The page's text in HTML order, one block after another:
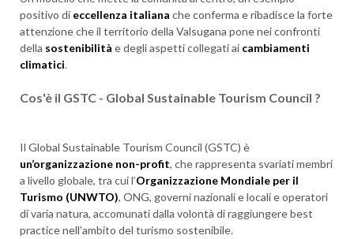
positivo di eccellenza italiana che conferma e ribadisce la forte
attenzione che il territorio della Valsugana pone nei confronti
della sostenibilità e degli aspetti collegati ai cambiamenti
climatici.
Cos'è il GSTC - Global Sustainable Tourism Council ?
Il Global Sustainable Tourism Council (GSTC) è
un’organizzazione non-profit, che rappresenta svariati membri
a livello globale, tra cui l’Organizzazione Mondiale per il
Turismo (UNWTO), ONG, governi nazionali e locali e operatori
di varia natura, accomunati dalla volontà di raggiungere best
practice nell’ambito del turismo sostenibile.